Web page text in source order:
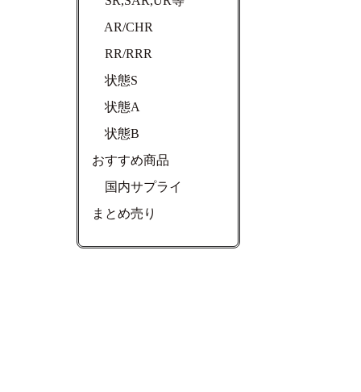
AR/CHR
RR/RRR
状態S
状態A
状態B
おすすめ商品
国内サプライ
まとめ売り